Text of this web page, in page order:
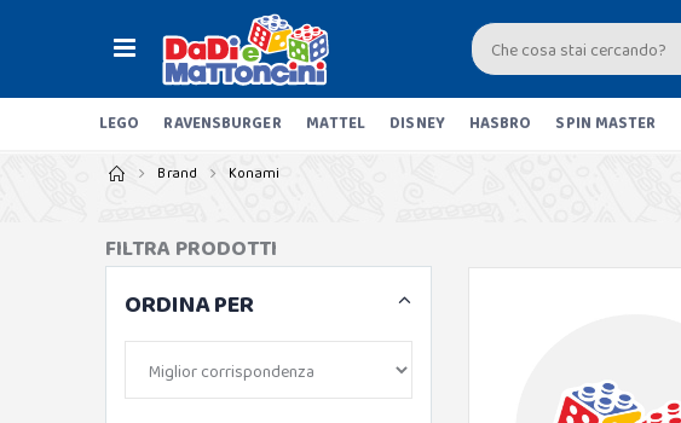
LEGO RAVENSBURGER MATTEL DISNEY HASBRO SPIN MASTER
Brand Konami
FILTRA PRODOTTI
ORDINA PER